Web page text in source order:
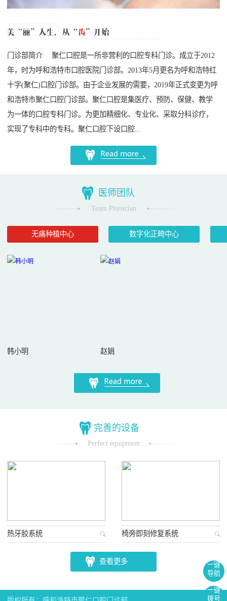
门诊部简介 聚仁口腔是一所非营利的口腔专科门诊。成立于2012
年，时为呼和浩特市口腔医院门诊部。2013年5月更名为呼和浩特红
十字(聚仁)口腔门诊部。由于企业发展的需要，2019年正式变更为呼
和浩特市聚仁口腔门诊部。聚仁口腔是集医疗、预防、保健、教学
为一体的口腔专科门诊。为更加精细化、专业化、采取分科诊疗，
实现了专科中的专科。聚仁口腔下设口腔...
医师团队
Team Physician
无痛种植中心 数字化正畸中心
韩小明 赵娟
完善的设备
Perfect equipment
热牙胶系统 椅旁即刻修复系统
查看更多
一键
拨号
一键
导航